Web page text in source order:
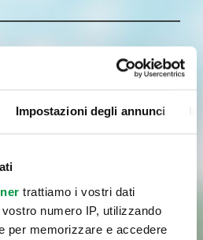
Impostazioni degli annunci
trattiamo i vostri dati
numero IP, utilizzando
per memorizzare e accedere